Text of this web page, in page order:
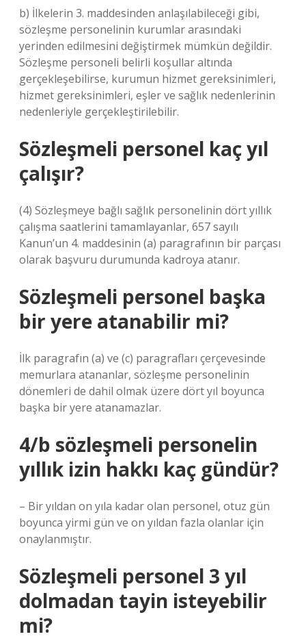
b) İlkelerin 3. maddesinden anlaşılabileceği gibi,
sözleşme personelinin kurumlar arasındaki
yerinden edilmesini değiştirmek mümkün değildir.
Sözleşme personeli belirli koşullar altında
gerçekleşebilirse, kurumun hizmet gereksinimleri,
hizmet gereksinimleri, eşler ve sağlık nedenlerinin
nedenleriyle gerçekleştirilebilir.
Sözleşmeli personel kaç yıl
çalışır?
(4) Sözleşmeye bağlı sağlık personelinin dört yıllık
çalışma saatlerini tamamlayanlar, 657 sayılı
Kanun’un 4. maddesinin (a) paragrafının bir parçası
olarak başvuru durumunda kadroya atanır.
Sözleşmeli personel başka
bir yere atanabilir mi?
İlk paragrafın (a) ve (c) paragrafları çerçevesinde
memurlara atananlar, sözleşme personelinin
dönemleri de dahil olmak üzere dört yıl boyunca
başka bir yere atanamazlar.
4/b sözleşmeli personelin
yıllık izin hakkı kaç gündür?
– Bir yıldan on yıla kadar olan personel, otuz gün
boyunca yirmi gün ve on yıldan fazla olanlar için
onaylanmıştır.
Sözleşmeli personel 3 yıl
dolmadan tayin isteyebilir
mi?